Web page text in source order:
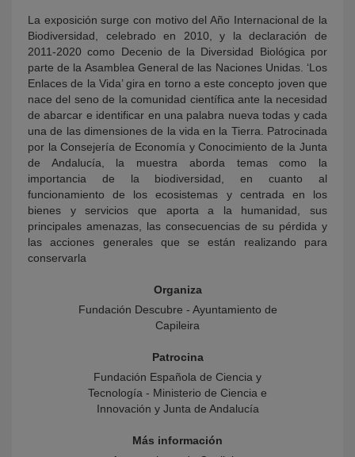
La exposición surge con motivo del Año Internacional de la
Biodiversidad, celebrado en 2010, y la declaración de
2011-2020 como Decenio de la Diversidad Biológica por
parte de la Asamblea General de las Naciones Unidas. ‘Los
Enlaces de la Vida’ gira en torno a este concepto joven que
nace del seno de la comunidad científica ante la necesidad
de abarcar e identificar en una palabra nueva todas y cada
una de las dimensiones de la vida en la Tierra. Patrocinada
por la Consejería de Economía y Conocimiento de la Junta
de Andalucía, la muestra aborda temas como la
importancia de la biodiversidad, en cuanto al
funcionamiento de los ecosistemas y centrada en los
bienes y servicios que aporta a la humanidad, sus
principales amenazas, las consecuencias de su pérdida y
las acciones generales que se están realizando para
conservarla
Organiza
Fundación Descubre - Ayuntamiento de
Capileira
Patrocina
Fundación Española de Ciencia y
Tecnología - Ministerio de Ciencia e
Innovación y Junta de Andalucía
Más información